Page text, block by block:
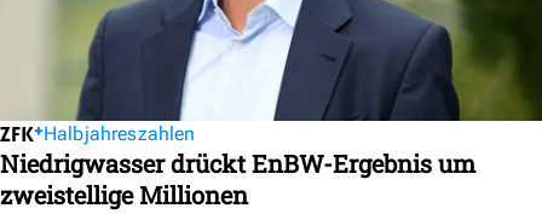
Halbjahreszahlen
Niedrigwasser drückt EnBW-Ergebnis um
zweistellige Millionen